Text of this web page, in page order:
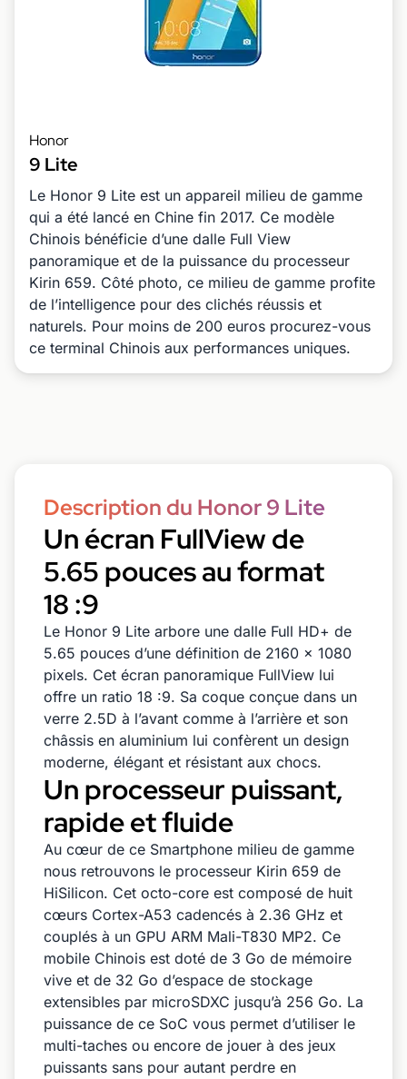
Honor
9 Lite
Le Honor 9 Lite est un appareil milieu de gamme
qui a été lancé en Chine fin 2017. Ce modèle
Chinois bénéficie d’une dalle Full View
panoramique et de la puissance du processeur
Kirin 659. Côté photo, ce milieu de gamme profite
de l’intelligence pour des clichés réussis et
naturels. Pour moins de 200 euros procurez-vous
ce terminal Chinois aux performances uniques.
Description du Honor 9 Lite
Un écran FullView de
5.65 pouces au format
18 :9
Le Honor 9 Lite arbore une dalle Full HD+ de
5.65 pouces d’une définition de 2160 x 1080
pixels. Cet écran panoramique FullView lui
offre un ratio 18 :9. Sa coque conçue dans un
verre 2.5D à l’avant comme à l’arrière et son
châssis en aluminium lui confèrent un design
moderne, élégant et résistant aux chocs.
Un processeur puissant,
rapide et fluide
Au cœur de ce Smartphone milieu de gamme
nous retrouvons le processeur Kirin 659 de
HiSilicon. Cet octo-core est composé de huit
cœurs Cortex-A53 cadencés à 2.36 GHz et
couplés à un GPU ARM Mali-T830 MP2. Ce
mobile Chinois est doté de 3 Go de mémoire
vive et de 32 Go d’espace de stockage
extensibles par microSDXC jusqu’à 256 Go. La
puissance de ce SoC vous permet d’utiliser le
multi-taches ou encore de jouer à des jeux
puissants sans pour autant perdre en